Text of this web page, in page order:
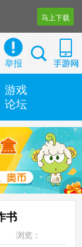
马上下载
举报
游戏
论坛
书
浏览：